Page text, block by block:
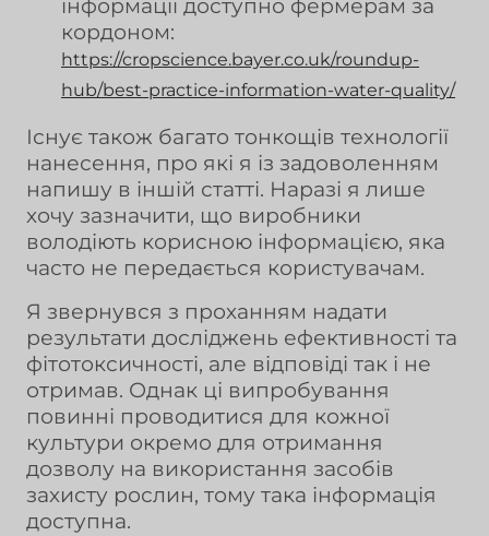
інформації доступно фермерам за
кордоном:
https://cropscience.bayer.co.uk/roundup-
hub/best-practice-information-water-quality/
Існує також багато тонкощів технології
нанесення, про які я із задоволенням
напишу в іншій статті. Наразі я лише
хочу зазначити, що виробники
володіють корисною інформацією, яка
часто не передається користувачам.
Я звернувся з проханням надати
результати досліджень ефективності та
фітотоксичності, але відповіді так і не
отримав. Однак ці випробування
повинні проводитися для кожної
культури окремо для отримання
дозволу на використання засобів
захисту рослин, тому така інформація
доступна.